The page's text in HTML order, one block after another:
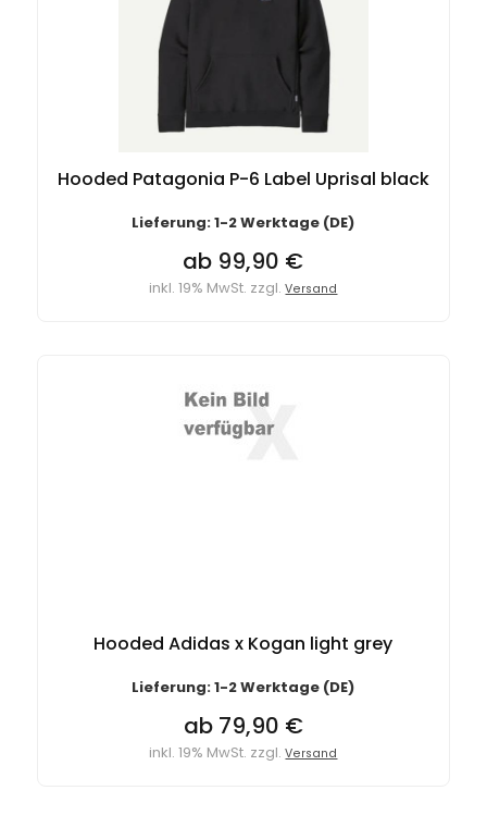
Hooded Patagonia P-6 Label Uprisal black
Lieferung: 1-2 Werktage (DE)
ab 99,90 €
inkl. 19% MwSt. zzgl.Versand
Hooded Adidas x Kogan light grey
Lieferung: 1-2 Werktage (DE)
ab 79,90 €
inkl. 19% MwSt. zzgl.Versand